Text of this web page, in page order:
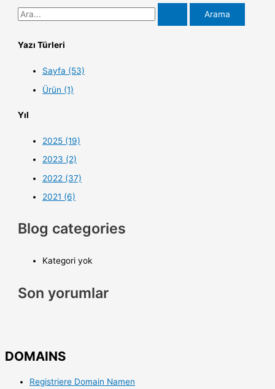
Yazı Türleri
Sayfa (53)
Ürün (1)
Yıl
2025 (19)
2023 (2)
2022 (37)
2021 (6)
Blog categories
Kategori yok
Son yorumlar
DOMAINS
Registriere Domain Namen